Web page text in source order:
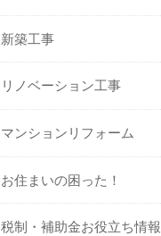
新築工事
リノベーション工事
マンションリフォーム
お住まいの困った！
税制・補助金お役立ち情報